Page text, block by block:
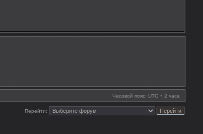
Часовой пояс: UTC + 2 часа
Перейти: